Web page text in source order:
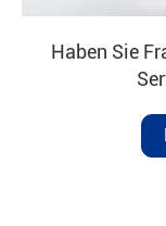
Haben Sie